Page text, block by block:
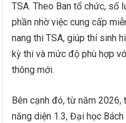
TSA. Theo Ban tổ chức, số
phần nhờ việc cung cấp
nang thi TSA, giúp thí sinh
kỳ thi và mức độ phù hợp
thông mới.
Bên cạnh đó, từ năm
năng diện 1.3, Đại học